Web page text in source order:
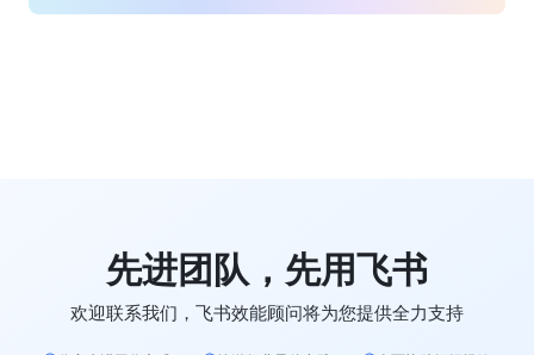
先进团队，先用飞书
欢迎联系我们，飞书效能顾问将为您提供全力支持